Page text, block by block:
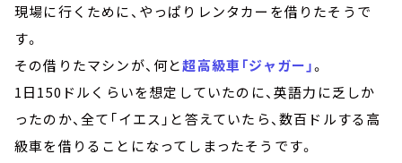
現場に行くために、やっぱりレンタカーを借りたそうで
す。
その借りたマシンが、何と超高級車「ジャガー」。
1日150ドルくらいを想定していたのに、英語力に乏しか
ったのか、全て「イエス」と答えていたら、数百ドルする高
級車を借りることになってしまったそうです。